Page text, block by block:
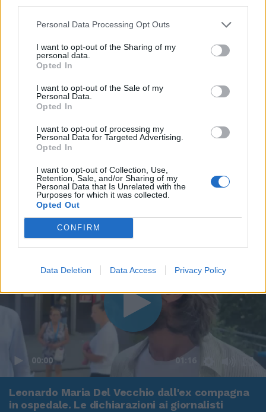
Personal Data Processing Opt Outs
I want to opt-out of the Sharing of my
personal data.
Opted In
I want to opt-out of the Sale of my
Personal Data.
Opted In
I want to opt-out of processing my
Personal Data for Targeted Advertising.
Opted In
I want to opt-out of Collection, Use,
Retention, Sale, and/or Sharing of my
Personal Data that Is Unrelated with the
Purposes for which it was collected.
Opted Out
CONFIRM
Data Deletion Data Access Privacy Policy
00:00 01:16
Leonardo Maria Del Vecchio dall'ex compagna
in ospedale. Le dichiarazioni ai giornalisti